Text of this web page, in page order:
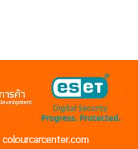
colourcarcenter.com